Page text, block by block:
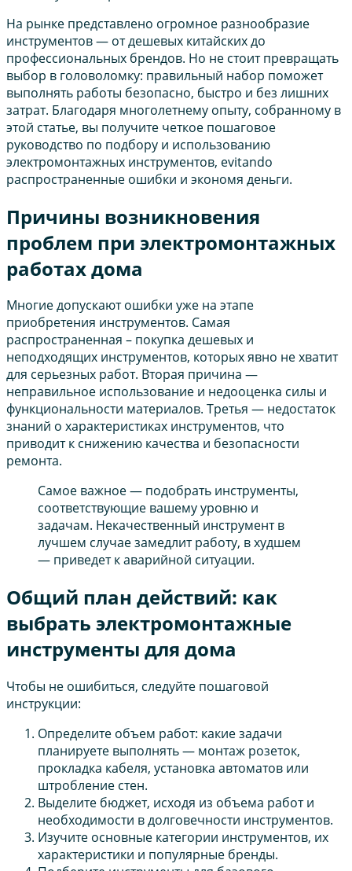
На рынке представлено огромное разнообразие
инструментов — от дешевых китайских до
профессиональных брендов. Но не стоит превращать
выбор в головоломку: правильный набор поможет
выполнять работы безопасно, быстро и без лишних
затрат. Благодаря многолетнему опыту, собранному в
этой статье, вы получите четкое пошаговое
руководство по подбору и использованию
электромонтажных инструментов, evitando
распространенные ошибки и экономя деньги.
Причины возникновения
проблем при электромонтажных
работах дома
Многие допускают ошибки уже на этапе
приобретения инструментов. Самая
распространенная – покупка дешевых и
неподходящих инструментов, которых явно не хватит
для серьезных работ. Вторая причина —
неправильное использование и недооценка силы и
функциональности материалов. Третья — недостаток
знаний о характеристиках инструментов, что
приводит к снижению качества и безопасности
ремонта.
Самое важное — подобрать инструменты,
соответствующие вашему уровню и
задачам. Некачественный инструмент в
лучшем случае замедлит работу, в худшем
— приведет к аварийной ситуации.
Общий план действий: как
выбрать электромонтажные
инструменты для дома
Чтобы не ошибиться, следуйте пошаговой
инструкции:
Определите объем работ: какие задачи
планируете выполнять — монтаж розеток,
прокладка кабеля, установка автоматов или
штробление стен.
Выделите бюджет, исходя из объема работ и
необходимости в долговечности инструментов.
Изучите основные категории инструментов, их
характеристики и популярные бренды.